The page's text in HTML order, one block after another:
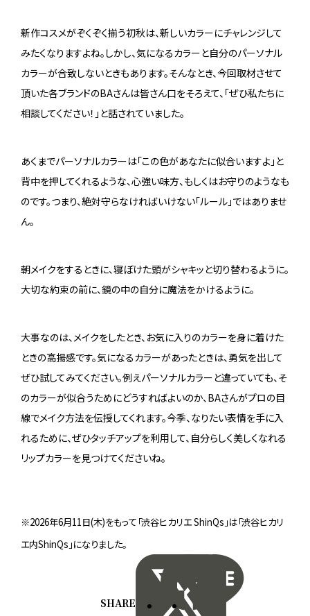
新作コスメがぞくぞく揃う初秋は、新しいカラーにチャレンジして
みたくなりますよね。しかし、気になるカラーと自分のパーソナル
カラーが合致しないときもあります。そんなとき、今回取材させて
頂いた各ブランドのBAさんは皆さん口をそろえて、「ぜひ私たちに
相談してください！」と話されていました。
あくまでパーソナルカラーは「この色があなたに似合いますよ」と
背中を押してくれるような、心強い味方、もしくはお守りのようなも
のです。つまり、絶対守らなければいけない「ルール」ではありませ
ん。
朝メイクをするときに、寝ぼけた頭がシャキッと切り替わるように。
大切な約束の前に、鏡の中の自分に魔法をかけるように。
大事なのは、メイクをしたとき、お気に入りのカラーを身に着けた
ときの高揚感です。気になるカラーがあったときは、勇気を出して
ぜひ試してみてください。例えパーソナルカラーと違っていても、そ
のカラーが似合うためにどうすればよいのか、BAさんがプロの目
線でメイク方法を伝授してくれます。今季、なりたい表情を手に入
れるために、ぜひタッチアップを利用して、自分らしく美しくなれる
リップカラーを見つけてくださいね。
※2026年6月11日(木)をもって「渋谷ヒカリエ ShinQs」は「渋谷ヒカリ
エ内ShinQs」になりました。
SHARE